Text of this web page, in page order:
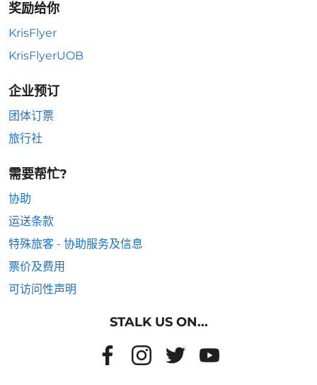
奖励给你
KrisFlyer
KrisFlyerUOB
企业预订
团体订票
旅行社
需要帮忙?
协助
运送条款
特殊旅客 - 协助服务及信息
票价及费用
可访问性声明
STALK US ON...